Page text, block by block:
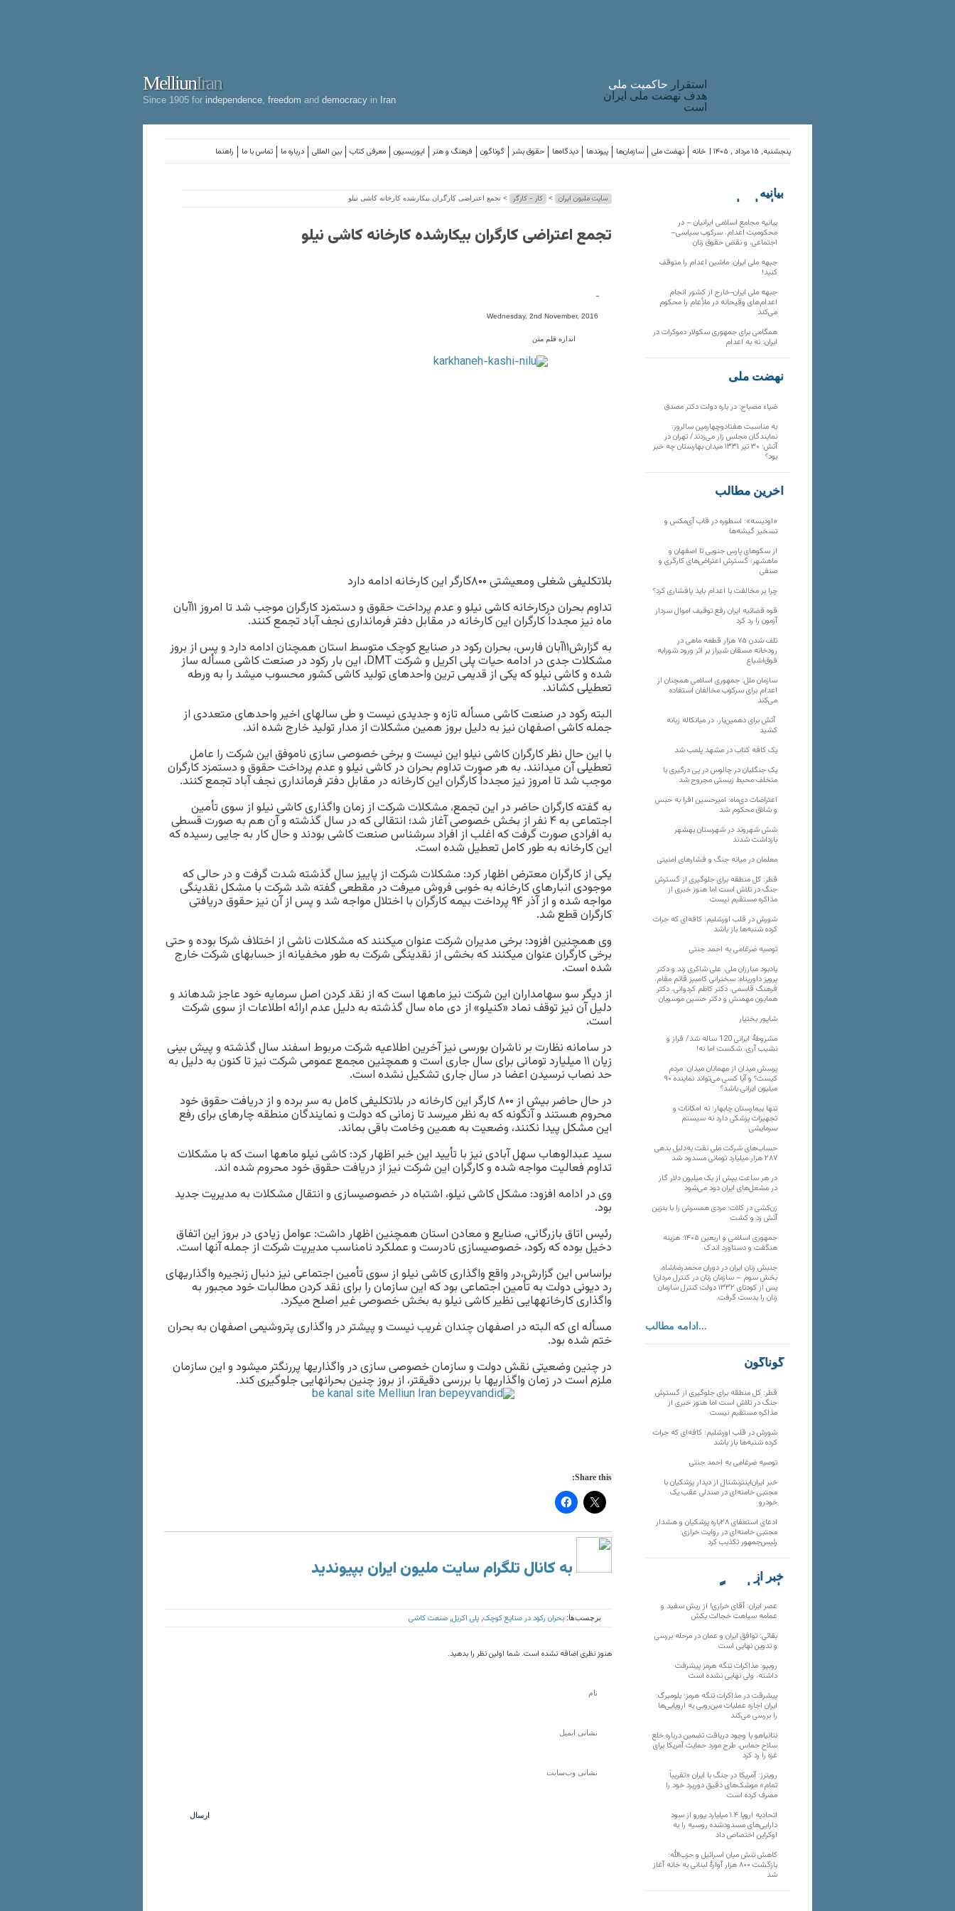
MelliunIran
Since 1905 for independence freedom and democracy in Iran
استقرار حاکميت ملی
هدف نهضت ملی ایران
است
راهنما تماس با ما درباره ما بین المللی معرفی کتاب اپوزیسیون فرهنگ و هنر گوناگون حقوق بشر دیدگاه‌ها پیوندها سازمان‌ها نهضت ملی خانه پنجشنبه, ۱۵ مرداد , ۱۴۰۵ |
سایت ملیون ایران > کار - کارگر > تجمع اعتراضی کارگران بیکارشده کارخانه کاشی نیلو
تجمع اعتراضی کارگران بیکارشده کارخانه کاشی نیلو
-
Wednesday, 2nd November, 2016
اندازه قلم متن
بلاتکلیفی شغلی ومعیشتی ۸۰۰کارگر این کارخانه ادامه دارد
تداوم بحران درکارخانه کاشی نیلو و عدم پرداخت حقوق و دستمزد کارگران موجب شد تا امروز ۱۱آبان
ماه نیز مجدداً کارگران این کارخانه در مقابل دفتر فرمانداری نجف آباد تجمع کنند.
به گزارش۱۱آبان فارس، بحران رکود در صنایع کوچک متوسط استان همچنان ادامه دارد و پس از بروز
مشکلات جدی در ادامه حیات پلی اکریل و شرکت DMT، این بار رکود در صنعت کاشی مسأله ساز
شده و کاشی نیلو که یکی از قدیمی ترین واحدهای تولید کاشی کشور محسوب میشد را به ورطه
تعطیلی کشاند.
البته رکود در صنعت کاشی مسأله تازه و جدیدی نیست و طی سالهای اخیر واحدهای متعددی از
جمله کاشی اصفهان نیز به دلیل بروز همین مشکلات از مدار تولید خارج شده اند.
با این حال نظر کارگران کاشی نیلو این نیست و برخی خصوصی سازی ناموفق این شرکت را عامل
تعطیلی آن میدانند. به هر صورت تداوم بحران در کاشی نیلو و عدم پرداخت حقوق و دستمزد کارگران
موجب شد تا امروز نیز مجدداً کارگران این کارخانه در مقابل دفتر فرمانداری نجف آباد تجمع کنند.
به گفته کارگران حاضر در این تجمع، مشکلات شرکت از زمان واگذاری کاشی نیلو از سوی تأمین
اجتماعی به ۴ نفر از بخش خصوصی آغاز شد؛ انتقالی که در سال گذشته و آن هم به صورت قسطی
به افرادی صورت گرفت که اغلب از افراد سرشناس صنعت کاشی بودند و حال کار به جایی رسیده که
این کارخانه به طور کامل تعطیل شده است.
یکی از کارگران معترض اظهار کرد: مشکلات شرکت از پاییز سال گذشته شدت گرفت و در حالی که
موجودی انبارهای کارخانه به خوبی فروش میرفت در مقطعی گفته شد شرکت با مشکل نقدینگی
مواجه شده و از آذر ۹۴ پرداخت بیمه کارگران با اختلال مواجه شد و پس از آن نیز حقوق دریافتی
کارگران قطع شد.
وی همچنین افزود: برخی مدیران شرکت عنوان میکنند که مشکلات ناشی از اختلاف شرکا بوده و حتی
برخی کارگران عنوان میکنند که بخشی از نقدینگی شرکت به طور مخفیانه از حسابهای شرکت خارج
شده است.
از دیگر سو سهامداران این شرکت نیز ماهها است که از نقد کردن اصل سرمایه خود عاجز شدهاند و
دلیل آن نیز توقف نماد «کنیلو» از دی ماه سال گذشته به دلیل عدم ارائه اطلاعات از سوی شرکت
است.
در سامانه نظارت بر ناشران بورسی نیز آخرین اطلاعیه شرکت مربوط اسفند سال گذشته و پیش بینی
زیان ۱۱ میلیارد تومانی برای سال جاری است و همچنین مجمع عمومی شرکت نیز تا کنون به دلیل به
حد نصاب نرسیدن اعضا در سال جاری تشکیل نشده است.
در حال حاضر بیش از ۸۰۰ کارگر این کارخانه در بلاتکلیفی کامل به سر برده و از دریافت حقوق خود
محروم هستند و آنگونه که به نظر میرسد تا زمانی که دولت و نمایندگان منطقه چارهای برای رفع
این مشکل پیدا نکنند، وضعیت به همین وخامت باقی بماند.
سید عبدالوهاب سهل آبادی نیز با تأیید این خبر اظهار کرد: کاشی نیلو ماهها است که با مشکلات
تداوم فعالیت مواجه شده و کارگران این شرکت نیز از دریافت حقوق خود محروم شده اند.
وی در ادامه افزود: مشکل کاشی نیلو، اشتباه در خصوصیسازی و انتقال مشکلات به مدیریت جدید
بود.
رئیس اتاق بازرگانی، صنایع و معادن استان همچنین اظهار داشت: عوامل زیادی در بروز این اتفاق
دخیل بوده که رکود، خصوصیسازی نادرست و عملکرد نامناسب مدیریت شرکت از جمله آنها است.
براساس این گزارش،در واقع واگذاری کاشی نیلو از سوی تأمین اجتماعی نیز دنبال زنجیره واگذاریهای
رد دیونی دولت به تأمین اجتماعی بود که این سازمان را برای نقد کردن مطالبات خود مجبور به
واگذاری کارخانههایی نظیر کاشی نیلو به بخش خصوصی غیر اصلح میکرد.
مسأله ای که البته در اصفهان چندان غریب نیست و پیشتر در واگذاری پتروشیمی اصفهان به بحران
ختم شده بود.
در چنین وضعیتی نقش دولت و سازمان خصوصی سازی در واگذاریها پررنگتر میشود و این سازمان
ملزم است در زمان واگذاریها با بررسی دقیقتر، از بروز چنین بحرانهایی جلوگیری کند.
Share this:
به کانال تلگرام سایت ملیون ایران بپیوندید
برچسب‌ها: بحران رکود در صنایع کوچک پلی اکریل صنعت کاشی
هنوز نظری اضافه نشده است. شما اولین نظر را بدهید.
بیانیه
سازمان‌های
بیانیه مجامع اسلامی ایرانیان – در
محکومیت اعدام، سرکوب سیاسی–
اجتماعی، و نقض حقوق زنان
جبهه ملی ایران: ماشین اعدام را متوقف
کنید!
جبهه ملی ایران-خارج از کشور انجام
اعدام‌های وقیحانه در ملأِعام را محکوم
می‌کند
همگامی برای جمهوری سکولار دموکرات در
ایران: نه به اعدام
نهضت ملی
ضیاء مصباح: در باره دولت دکتر مصدق
به مناسبت هفتادوچهارمین سالروز:
نمایندگان مجلس زار می‌زدند/ تهران در
آتش؛ ۳۰ تیر ۱۳۳۱ میدان بهارستان چه خبر
بود؟
آخرین مطالب
«اودیسه»؛ اسطوره در قاب آی‌مکس و
تسخیر گیشه‌ها
از سکوهای پارس جنوبی تا اصفهان و
ماهشهر؛ گسترش اعتراض‌های کارگری و
صنفی
چرا بر مخالفت با اعدام باید پافشاری کرد؟
قوه قضائیه ایران رفع توقیف اموال سردار
آزمون را رد کرد
تلف شدن ۷۵ هزار قطعه ماهی در
رودخانه مسقان شیراز بر اثر ورود شورابه
فوق‌اشباع
سازمان ملل: جمهوری اسلامی همچنان از
اعدام برای سرکوب مخالفان استفاده
می‌کند
آتش برای دهمین‌بار، در میانکاله زبانه
کشید
یک کافه کتاب در مشهد پلمب شد
یک جنگلبان در چالوس در پی درگیری با
متخلف محیط زیستی مجروح شد
اعتراضات دی‌ماه؛ امیرحسین افرا به حبس
و شلاق محکوم شد
شش شهروند در شهرستان بهشهر
بازداشت شدند
معلمان در میانه جنگ و فشارهای امنیتی
قطر: کل منطقه برای جلوگیری از گسترش
جنگ در تلاش است اما هنوز خبری از
مذاکره مستقیم نیست
شورش در قلب اورشلیم؛ کافه‌ای که جرات
کرده شنبه‌ها باز باشد
توصیه ضرغامی به احمد جنتی
یادبود مبارزان ملی، علی شاکری زند و دکتر
پرویز داورپناه: سخنرانی کامبیز قائم مقام،
فرهنگ قاسمی، دکتر کاظم کردوانی، دکتر
همایون مهمنش و دکتر حسین موسویان
شاپور بختیار
مشروطۀ ایرانی 120 ساله شد/ فراز و
نشیب آری، شکست اما نه!
پرسش میدان از مهمانان میدان: مردم
کیست؟ و آیا کسی می‌تواند نماینده ۹۰
میلیون ایرانی باشد؟
تنها بیمارستان چابهار؛ نه امکانات و
تجهیزات پزشکی دارد نه سیستم
سرمایشی
حساب‌های شرکت ملی نفت به‌دلیل بدهی
۲۸۷ هزار میلیارد تومانی مسدود شد
در هر ساعت بیش از یک میلیون دلار گاز
در مشعل‌های ایران دود می‌شود
زن‌کشی در کلات؛ مردی همسرش را با بنزین
آتش زد و کشت
جمهوری اسلامی و اربعین ۱۴۰۵؛ هزینه
هنگفت و دستاورد اندک
جنبش زنان ایران در دوران محمدرضاشاه،
بخش سوم – سازمان زنان در کنترل مردان!
پس از کودتای ۱۳۳۲ دولت کنترل سازمان
زنان را بدست گرفت.
ادامه مطالب...
گوناگون
قطر: کل منطقه برای جلوگیری از گسترش
جنگ در تلاش است اما هنوز خبری از
مذاکره مستقیم نیست
شورش در قلب اورشلیم؛ کافه‌ای که جرات
کرده شنبه‌ها باز باشد
توصیه ضرغامی به احمد جنتی
خبر ایران‌اینترنشنال از دیدار پزشکیان با
مجتبی خامنه‌ای در صندلی عقب یک
خودرو
ادعای استعفای ۲۸باره پزشکیان و هشدار
مجتبی خامنه‌ای در روایت خرازی؛
رئیس‌جمهور تکذیب کرد
خبر از
تارنماهای دیگر
عصر ایران: آقای خرازی! از ریش سفید و
عمامه سیاهت خجالت بکش
بقائی: توافق ایران و عمان در مرحله بررسی
و تدوین نهایی است
روبیو: مذاکرات تنگه هرمز پیشرفت
داشته، ولی نهایی نشده است
پیشرفت در مذاکرات تنگه هرمز؛ بلومبرگ:
ایران اجازه عملیات مین‌روبی به اروپایی‌ها
را بررسی می‌کند
نتانیاهو با وجود دریافت تضمین درباره خلع
سلاح حماس، طرح مورد حمایت آمریکا برای
غزه را رد کرد
رویترز: آمریکا در جنگ با ایران «تقریباً
تمام» موشک‌های دقیق دوربرد خود را
مصرف کرده است
اتحادیه اروپا ۱.۴ میلیارد یورو از سود
دارایی‌های مسدودشده روسیه را به
اوکراین ‏اختصاص داد
کاهش تنش میان اسرائیل و حزب‌الله؛
بازگشت ۸۰۰ هزار آوارۀ لبنانی به خانه‌ آغاز
شد